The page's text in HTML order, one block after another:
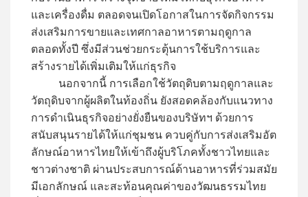
และเครื่องดื่ม ตลอดจนเปิดโอกาสในการจัดกิจกรรม
ส่งเสริมการขายและเทศกาลอาหารตามฤดูกาล
ตลอดทั้งปี ซึ่งมีส่วนช่วยกระตุ้นการใช้บริการและ
สร้างรายได้เพิ่มเติมให้แก่ธุรกิจ
นอกจากนี้ การเลือกใช้วัตถุดิบตามฤดูกาลและ
วัตถุดิบจากผู้ผลิตในท้องถิ่น ยังสอดคล้องกับแนวทาง
การดำเนินธุรกิจอย่างยั่งยืนของบริษัทฯ ด้วยการ
สนับสนุนรายได้ให้แก่ชุมชน ควบคู่กับการส่งเสริมอัต
ลักษณ์อาหารไทยให้เข้าถึงผู้บริโภคทั้งชาวไทยและ
ชาวต่างชาติ ผ่านประสบการณ์ด้านอาหารที่ร่วมสมัย
มีเอกลักษณ์ และสะท้อนคุณค่าของวัฒนธรรมไทย